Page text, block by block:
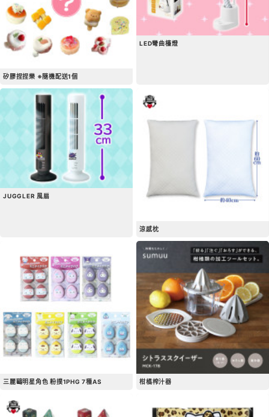
矽膠捏捏樂 ※隨機配送1個
LED彎曲檯燈
JUGGLER 風扇
涼感枕
三麗鷗明星角色 粉撲1PHG 7種AS 柑橘榨汁器